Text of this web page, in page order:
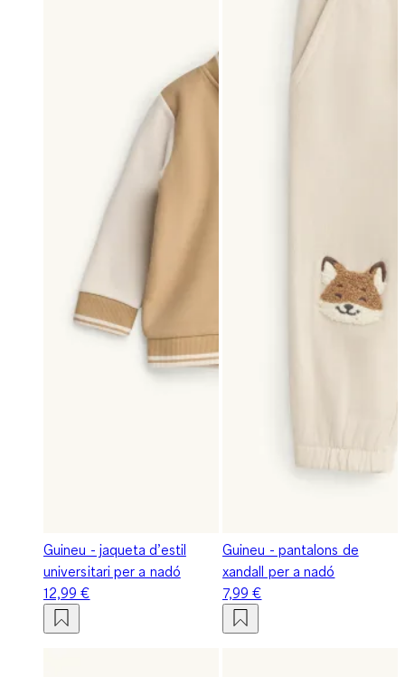
Guineu - jaqueta d’estil
universitari per a nadó
12,99 €
Guineu - pantalons de
xandall per a nadó
7,99 €